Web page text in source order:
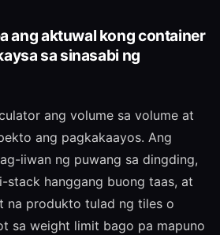
ang aktuwal kong container
sa sinasabi ng
ang volume sa volume at
ang pagkakaayos. Ang
iiwan ng puwang sa dingding,
stack hanggang buong taas, at
na produkto tulad ng tiles o
sa weight limit bago pa mapuno